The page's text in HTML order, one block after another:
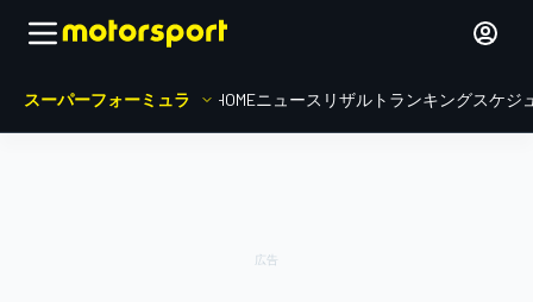
スーパーフォーミュラ HOMEニュース リザルト ランキングスケジ